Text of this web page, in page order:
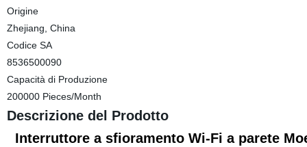
Origine
Zhejiang, China
Codice SA
8536500090
Capacità di Produzione
200000 Pieces/Month
Descrizione del Prodotto
Interruttore a sfioramento Wi-Fi a parete